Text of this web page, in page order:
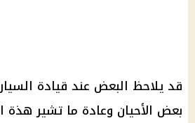
قد يلاحظ البعض عند قيادة
بعض الأحيان وعادة ما تشير